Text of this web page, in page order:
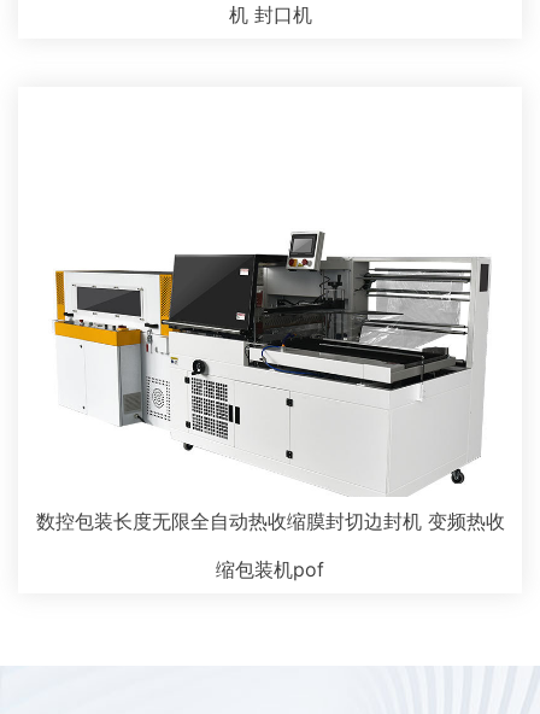
机 封口机
数控包装长度无限全自动热收缩膜封切边封机 变频热收
缩包装机pof